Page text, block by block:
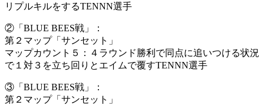
リプルキルをするTENNN選手
②「BLUE BEES戦」：
第２マップ「サンセット」
マップカウント５：４ラウンド勝利で同点に追いつける状況
で１対３を立ち回りとエイムで覆すTENNN選手
③「BLUE BEES戦」：
第２マップ「サンセット」